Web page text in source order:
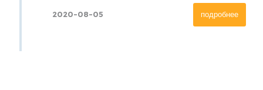
подробнее
2020-08-05